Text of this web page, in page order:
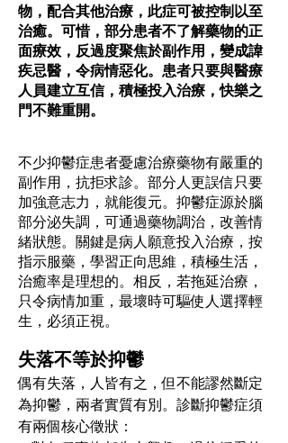
物，配合其他治療，此症可被控制以至
治癒。可惜，部分患者不了解藥物的正
面療效，反過度聚焦於副作用，變成諱
疾忌醫，令病情惡化。患者只要與醫療
人員建立互信，積極投入治療，快樂之
門不難重開。
不少抑鬱症患者憂慮治療藥物有嚴重的
副作用，抗拒求診。部分人更誤信只要
加強意志力，就能復元。抑鬱症源於腦
部分泌失調，可通過藥物調治，改善情
緒狀態。關鍵是病人願意投入治療，按
指示服藥，學習正向思維，積極生活，
治癒率是理想的。相反，若拖延治療，
只令病情加重，最壞時可驅使人選擇輕
生，必須正視。
失落不等於抑鬱
偶有失落，人皆有之，但不能謬然斷定
為抑鬱，兩者實質有別。診斷抑鬱症須
有兩個核心徵狀：